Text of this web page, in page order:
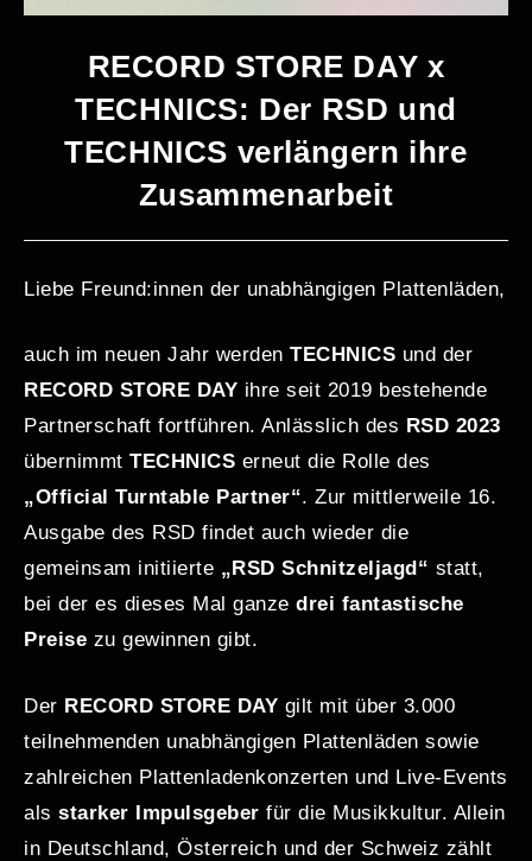
RECORD STORE DAY x
TECHNICS: Der RSD und
TECHNICS verlängern ihre
Zusammenarbeit
Liebe Freund:innen der unabhängigen Plattenläden,
auch im neuen Jahr werden TECHNICS und der
RECORD STORE DAY ihre seit 2019 bestehende
Partnerschaft fortführen. Anlässlich des RSD 2023
übernimmt TECHNICS erneut die Rolle des
„Official Turntable Partner“. Zur mittlerweile 16.
Ausgabe des RSD findet auch wieder die
gemeinsam initiierte „RSD Schnitzeljagd“ statt,
bei der es dieses Mal ganze drei fantastische
Preise zu gewinnen gibt.
Der RECORD STORE DAY gilt mit über 3.000
teilnehmenden unabhängigen Plattenläden sowie
zahlreichen Plattenladenkonzerten und Live-Events
als starker Impulsgeber für die Musikkultur. Allein
in Deutschland, Österreich und der Schweiz zählt